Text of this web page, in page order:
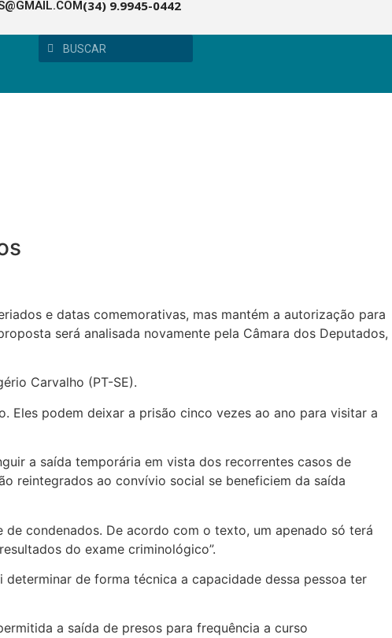
(34) 9.9945-0442
e datas comemorativas, mas mantém a autorização para
será analisada novamente pela Câmara dos Deputados,
Carvalho (PT-SE).
Eles podem deixar a prisão cinco vezes ao ano para visitar a
a saída temporária em vista dos recorrentes casos de
reintegrados ao convívio social se beneficiem da saída
condenados. De acordo com o texto, um apenado só terá
do exame criminológico”.
de forma técnica a capacidade dessa pessoa ter
a saída de presos para frequência a curso